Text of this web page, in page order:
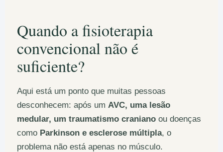
Quando a fisioterapia
convencional não é
suficiente?
Aqui está um ponto que muitas pessoas
desconhecem: após um AVC, uma lesão
medular, um traumatismo craniano ou doenças
como Parkinson e esclerose múltipla, o
problema não está apenas no músculo.